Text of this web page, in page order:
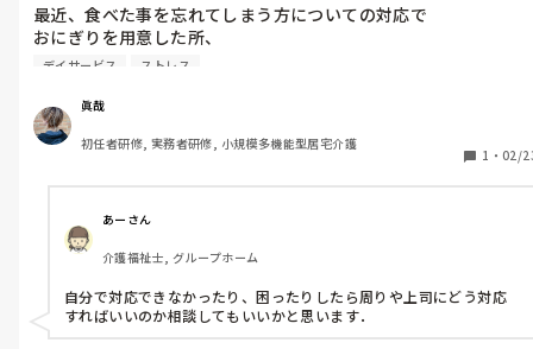
最近、食べた事を忘れてしまう方についての対応で
おにぎりを用意した所、
「こんな物、ちゃんとしたご飯じゃない！」と言われ.........
未熟な僕は対応に困ってます。
前回夜勤で「警察呼んで！」と暴れ、
今日の夜勤も気が重い.........
デイサービス ストレス
眞哉
初任者研修, 実務者研修, 小規模多機能型居宅介護
1 ・ 02/
あーさん
介護福祉士, グループホーム
自分で対応できなかったり、困ったりしたら周りや上司にどう対応
すればいいのか相談してもいいかと思います．